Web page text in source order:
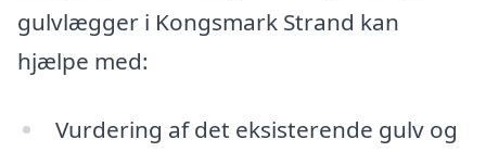
gulvlægger i Kongsmark Strand kan
hjælpe med:
Vurdering af det eksisterende gulv og